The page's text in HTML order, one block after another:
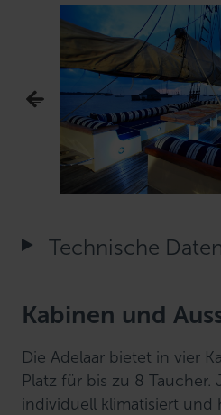
Technische Daten
Kabinen und
Die Adelaar bietet in vier
Platz für bis zu 8 Taucher.
individuell klimatisiert und